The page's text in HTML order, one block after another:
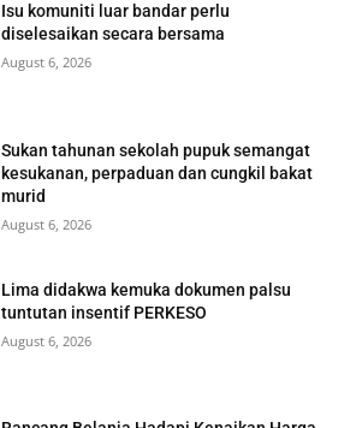
Isu komuniti luar bandar perlu
diselesaikan secara bersama
August 6, 2026
Sukan tahunan sekolah pupuk semangat
kesukanan, perpaduan dan cungkil bakat
murid
August 6, 2026
Lima didakwa kemuka dokumen palsu
tuntutan insentif PERKESO
August 6, 2026